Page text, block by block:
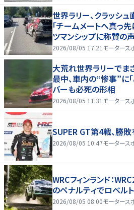
世界ラリー、クラッシ
「チームメートへ真っ
ツマンシップに称賛の声
2026/08/05 17:21 モータース
大荒れ世界ラリーでま
最中、車内の“惨事”に
バーも必死の形相
2026/08/05 11:31 モータース
SUPER GT第4戦、勝
2026/08/05 10:47モータース
WRCフィンランド：
のペナルティでロベル
2026/08/05 08:00モータース